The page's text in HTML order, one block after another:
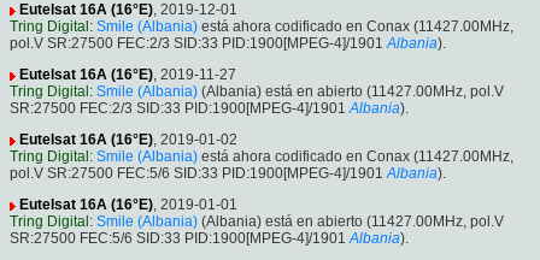
Eutelsat 16A (16°E), 2019-12-01
Tring Digital : Smile (Albania) está ahora codificado en Conax (11427.00MHz,
pol.V SR:27500 FEC:2/3 SID:33 PID:1900[MPEG-4]/1901 Albania).
Eutelsat 16A (16°E), 2019-11-27
Tring Digital : Smile (Albania) (Albania) está en abierto (11427.00MHz, pol.V
SR:27500 FEC:2/3 SID:33 PID:1900[MPEG-4]/1901 Albania).
Eutelsat 16A (16°E), 2019-01-02
Tring Digital : Smile (Albania) está ahora codificado en Conax (11427.00MHz,
pol.V SR:27500 FEC:5/6 SID:33 PID:1900[MPEG-4]/1901 Albania).
Eutelsat 16A (16°E), 2019-01-01
Tring Digital : Smile (Albania) (Albania) está en abierto (11427.00MHz, pol.V
SR:27500 FEC:5/6 SID:33 PID:1900[MPEG-4]/1901 Albania).